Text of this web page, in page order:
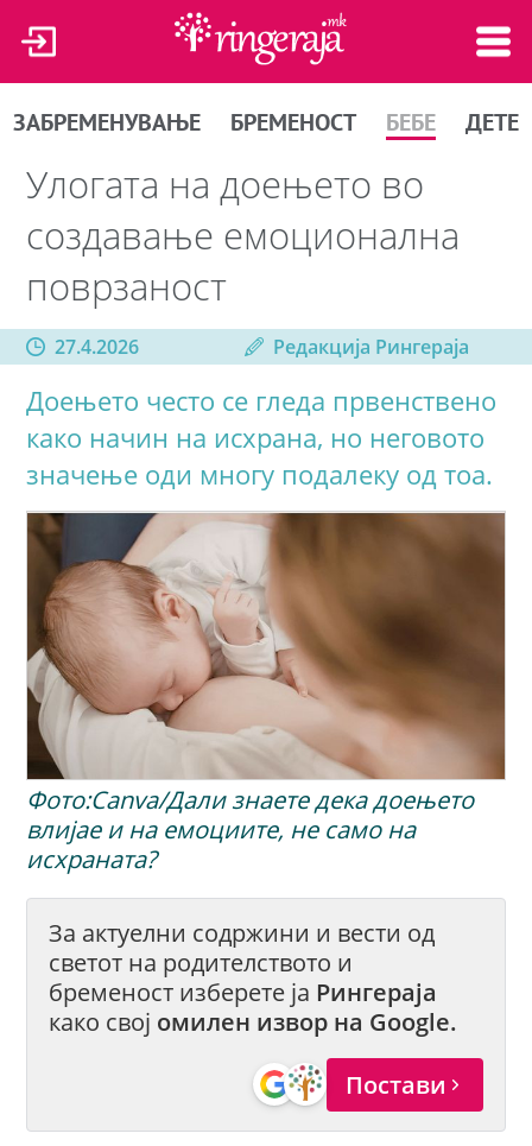
ЗАБРЕМЕНУВАЊЕ БРЕМЕНОСТ БЕБЕ ДЕТЕ
Улогата на доењето во
создавање емоционална
поврзаност
27.4.2026 Редакција Рингераја
Доењето често се гледа првенствено
како начин на исхрана, но неговото
значење оди многу подалеку од тоа.
Фото:Canva/Дали знаете дека доењето
влијае и на емоциите, не само на
исхраната?
За актуелни содржини и вести од
светот на родителството и
бременост изберете ја Рингераја
како свој омилен извор на Google.
Постави